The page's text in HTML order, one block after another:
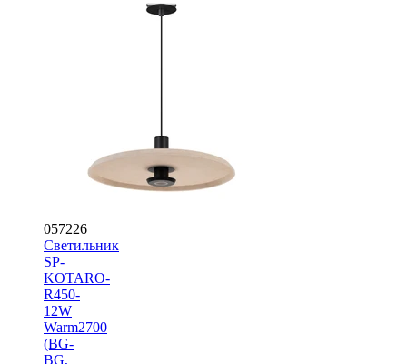
057226
Светильник
SP-
KOTARO-
R450-
12W
Warm2700
(BG-
BG,